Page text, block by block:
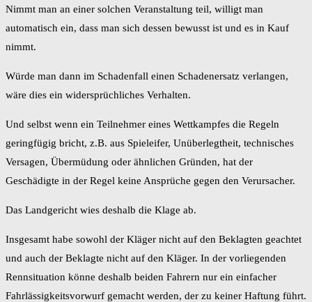
Nimmt man an einer solchen Veranstaltung teil, willigt man
automatisch ein, dass man sich dessen bewusst ist und es in Kauf
nimmt.
Würde man dann im Schadenfall einen Schadenersatz verlangen,
wäre dies ein widersprüchliches Verhalten.
Und selbst wenn ein Teilnehmer eines Wettkampfes die Regeln
geringfügig bricht, z.B. aus Spieleifer, Unüberlegtheit, technisches
Versagen, Übermüdung oder ähnlichen Gründen, hat der
Geschädigte in der Regel keine Ansprüche gegen den Verursacher.
Das Landgericht wies deshalb die Klage ab.
Insgesamt habe sowohl der Kläger nicht auf den Beklagten geachtet
und auch der Beklagte nicht auf den Kläger. In der vorliegenden
Rennsituation könne deshalb beiden Fahrern nur ein einfacher
Fahrlässigkeitsvorwurf gemacht werden, der zu keiner Haftung führt.